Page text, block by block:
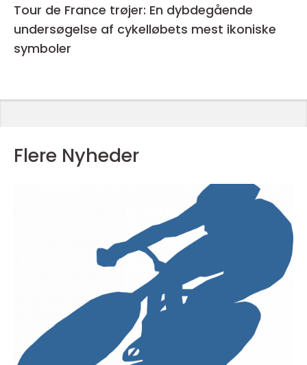
Tour de France trøjer: En dybdegående
undersøgelse af cykelløbets mest ikoniske
symboler
Flere Nyheder